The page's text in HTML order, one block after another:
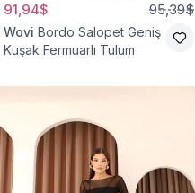
91,94$ 95,39$
Wovi Bordo Salopet Geniş
Kuşak Fermuarlı Tulum